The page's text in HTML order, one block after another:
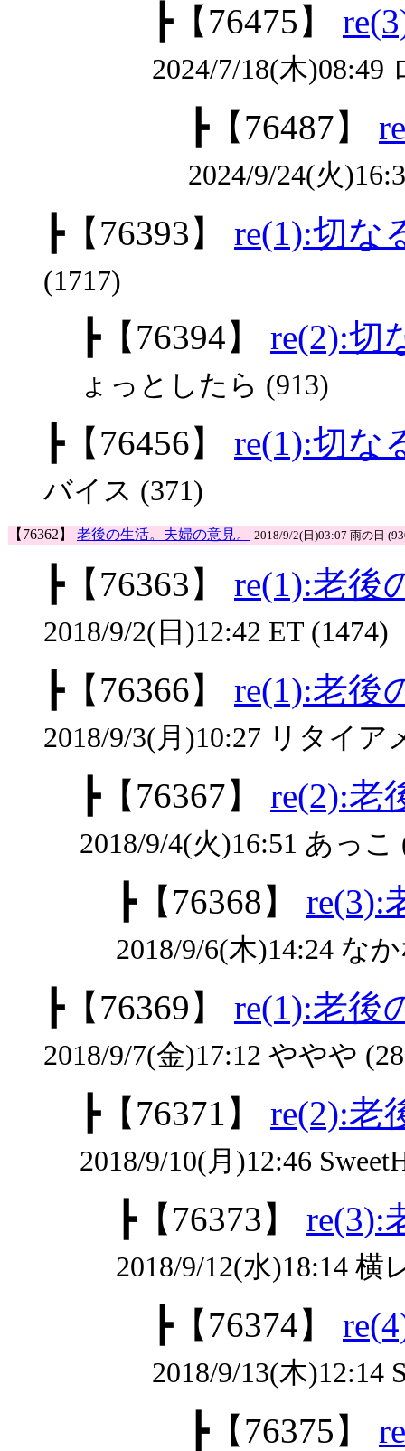
┣【76475】
2024/7/18(木)08:49
┣【76487】
2024/9/24(火
┣【76393】 re(1):切な
(1717)
┣【76394】 re(2):切
ょっとしたら (913)
┣【76456】 re(1):切な
バイス (371)
【76362】 老後の生活。夫婦の意見。 2018/9/2(日)03:07 雨の日
┣【76363】 re(1):老後
2018/9/2(日)12:42 ET (1474)
┣【76366】 re(1):老後
2018/9/3(月)10:27 リタイア
┣【76367】 re(2):老
2018/9/4(火)16:51 あっこ
┣【76368】 re(3):
2018/9/6(木)14:24 な
┣【76369】 re(1):老後
2018/9/7(金)17:12 ややや
┣【76371】 re(2):老
2018/9/10(月)12:46
┣【76373】 re(3):
2018/9/12(水)18:14
┣【76374】
2018/9/13(木)12:14
┣【76375】